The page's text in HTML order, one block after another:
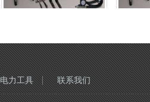
力工具 联系我们